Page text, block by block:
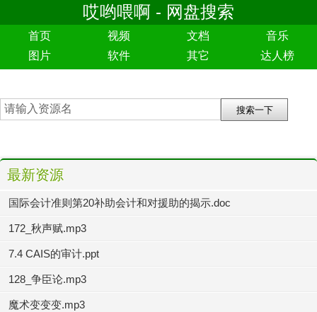
哎哟喂啊 - 网盘搜索
首页 视频 文档
音乐
图片
软件 其它 达人榜
最新资源
国际会计准则第20补助会计和对援助的揭示.doc
172_秋声赋.mp3
7.4 CAIS的审计.ppt
128_争臣论.mp3
魔术变变变.mp3